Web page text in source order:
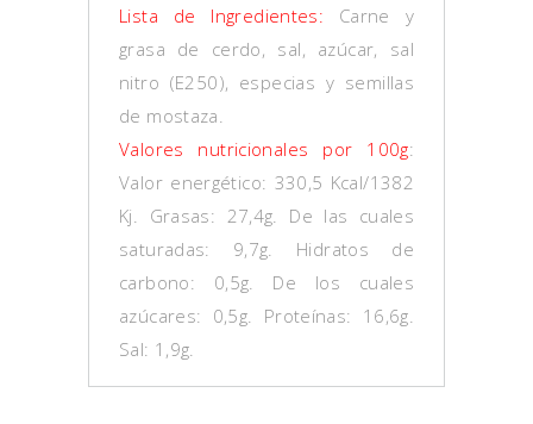
Lista de Ingredientes: Carne y
grasa de cerdo, sal, azúcar, sal
nitro (E250), especias y semillas
de mostaza.
Valores nutricionales por 100g:
Valor energético: 330,5 Kcal/1382
Kj. Grasas: 27,4g. De las cuales
saturadas: 9,7g. Hidratos de
carbono: 0,5g. De los cuales
azúcares: 0,5g. Proteínas: 16,6g.
Sal: 1,9g.